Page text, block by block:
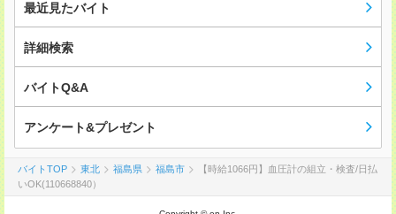
最近見たバイト
詳細検索
バイトQ&A
アンケート&プレゼント
バイトTOP 東北 福島県 福島市
【時給1066円】血圧計の組立・検査/日払
いOK(110668840）